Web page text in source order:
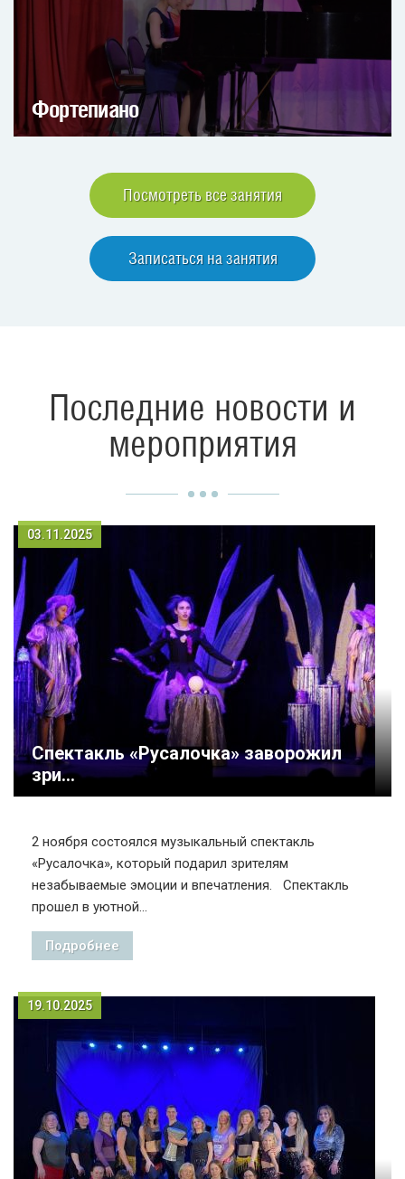
Фортепиано
Посмотреть все занятия
Записаться на занятия
Последние новости и
мероприятия
03.11.2025
Спектакль «Русалочка» заворожил
зри...
2 ноября состоялся музыкальный спектакль
«Русалочка», который подарил зрителям
незабываемые эмоции и впечатления. Спектакль
прошел в уютной...
Подробнее
19.10.2025